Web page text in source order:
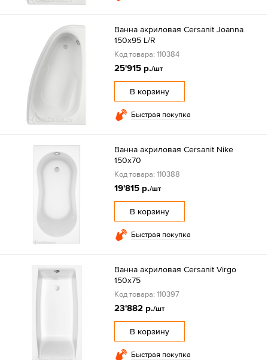
Ванна акриловая Cersanit Joanna
150x95 L/R
Код товара: 110384
25'915 р./шт
В корзину
Быстрая покупка
Ванна акриловая Cersanit Nike
150x70
Код товара: 110388
19'815 р./шт
В корзину
Быстрая покупка
Ванна акриловая Cersanit Virgo
150x75
Код товара: 110397
23'882 р./шт
В корзину
Быстрая покупка